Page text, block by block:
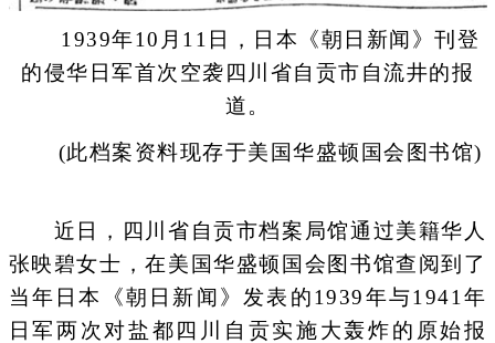
1939年10月11日，日本《朝日新闻》刊登
的侵华日军首次空袭四川省自贡市自流井的报
道。
(此档案资料现存于美国华盛顿国会图书馆)
近日，四川省自贡市档案局馆通过美籍华人
张映碧女士，在美国华盛顿国会图书馆查阅到了
当年日本《朝日新闻》发表的1939年与1941年
日军两次对盐都四川自贡实施大轰炸的原始报